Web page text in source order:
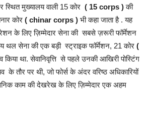
मुख्यालय वाली 15 कोर ( 15 corps )की
कोर ( chinar corps ) भी कहा जाता है . यह
के लिए ज़िम्मेदार सेना की सबसे ज़रूरी फॉर्मेशन
थल सेना की एक बड़ी स्ट्राइक फॉर्मेशन, 21 कोर (
किया था. सेवानिवृत्ति से पहले उनकी आखिरी पोस्टिंग
के तौर पर थी, जो फोर्स के अंदर वरिष्ठ अधिकारियों
काम की देखरेख के लिए ज़िम्मेदार एक अहम